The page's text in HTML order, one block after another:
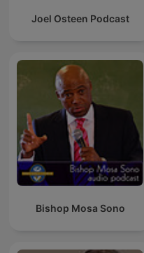
Joel Osteen Podcast
Bishop Mosa Sono